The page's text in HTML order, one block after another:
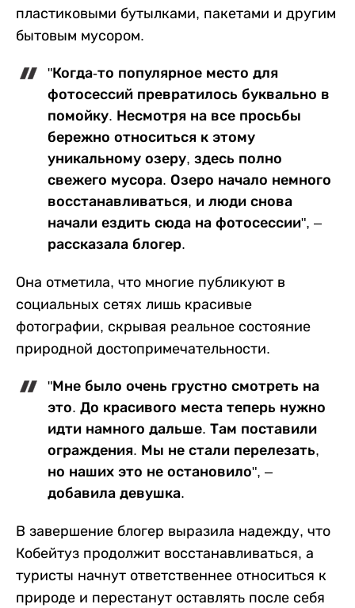
пластиковыми бутылками, пакетами и другим
бытовым мусором.
"Когда-то популярное место для
фотосессий превратилось буквально в
помойку. Несмотря на все просьбы
бережно относиться к этому
уникальному озеру, здесь полно
свежего мусора. Озеро начало немного
восстанавливаться, и люди снова
начали ездить сюда на фотосессии", –
рассказала блогер.
Она отметила, что многие публикуют в
социальных сетях лишь красивые
фотографии, скрывая реальное состояние
природной достопримечательности.
"Мне было очень грустно смотреть на
это. До красивого места теперь нужно
идти намного дальше. Там поставили
ограждения. Мы не стали перелезать,
но наших это не остановило", –
добавила девушка.
В завершение блогер выразила надежду, что
Кобейтуз продолжит восстанавливаться, а
туристы начнут ответственнее относиться к
природе и перестанут оставлять после себя